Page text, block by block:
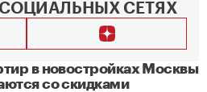
СОЦИАЛЬНЫХ СЕТЯХ
в новостройках Москвы
со скидками